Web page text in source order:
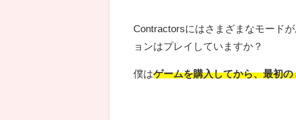
Contractorsにはさまざまなモード
ョンはプレイしていますか？
僕はゲームを購入してから、最初